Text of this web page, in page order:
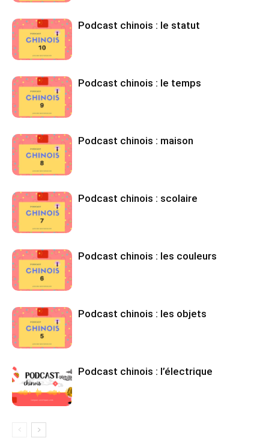
Podcast chinois : le statut
Podcast chinois : le temps
Podcast chinois : maison
Podcast chinois : scolaire
Podcast chinois : les couleurs
Podcast chinois : les objets
Podcast chinois : l’électrique